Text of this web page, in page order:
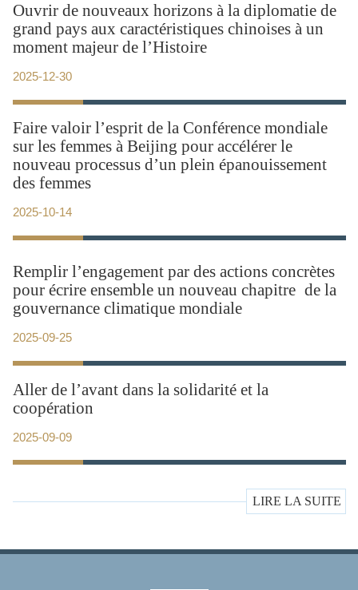
2025-12-30
​Ouvrir de nouveaux horizons à la diplomatie de
grand pays aux caractéristiques chinoises à un
moment majeur de l’Histoire
2025-10-14
​Faire valoir l’esprit de la Conférence mondiale
sur les femmes à Beijing pour accélérer le
nouveau processus d’un plein épanouissement
des femmes
2025-09-25
Remplir l’engagement par des actions concrètes
pour écrire ensemble un nouveau chapitre de la
gouvernance climatique mondiale
2025-09-09
Aller de l’avant dans la solidarité et la
coopération
LIRE LA SUITE